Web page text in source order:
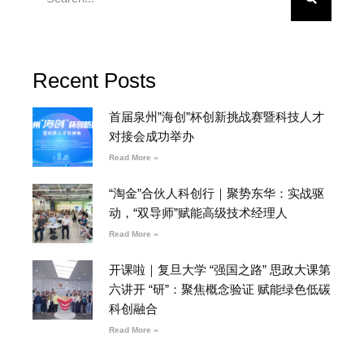
Recent Posts
首届泉州”海创”杯创新挑战赛暨科技人才
对接会成功举办
Read More »
“淘金”合伙人科创行｜聚势东华：实战驱
动，“双导师”赋能高级技术经理人
Read More »
开课啦｜复旦大学 “强国之路” 思政大课第
六讲开 “研”：聚焦概念验证 赋能绿色低碳
科创融合
Read More »